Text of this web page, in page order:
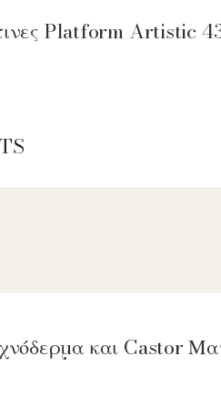
Platform
και Castor